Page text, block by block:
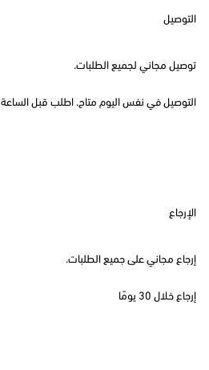
التوصيل
توصيل مجاني لجميع الطلبات.
التوصيل في نفس اليوم متاح. اطلب قبل الساعة 1 مساءً
الإرجاع
إرجاع مجاني على جميع الطلبات.
إرجاع خلال 30 يومًا